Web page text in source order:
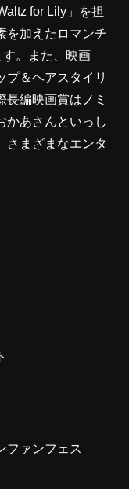
for Lily」を担
を加えたロマンチ
。また、映画
プ＆ヘアスタイリ
長編映画賞はノミ
かあさんといっし
さまざまなエンタ
ファンフェス